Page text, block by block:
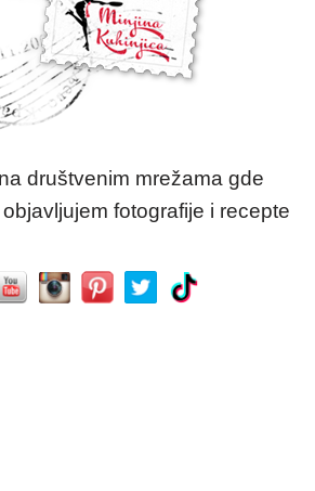
društvenim mrežama gde
fotografije i recepte